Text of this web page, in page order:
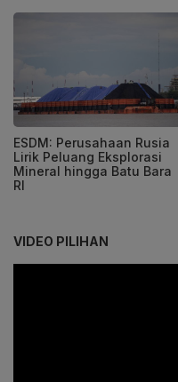
ESDM: Perusahaan Rusia
Lirik Peluang Eksplorasi
Mineral hingga Batu Bara
RI
VIDEO PILIHAN